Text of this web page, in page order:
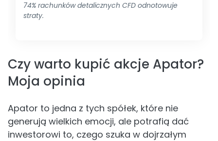
74% rachunków detalicznych CFD odnotowuje
straty.
Czy warto kupić akcje Apator?
Moja opinia
Apator to jedna z tych spółek, które nie
generują wielkich emocji, ale potrafią dać
inwestorowi to, czego szuka w dojrzałym